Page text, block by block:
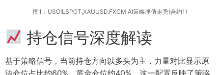
图1：USOILSPOT,XAUUSD.FXCM AI策略净值走势(合约1)
持仓信号深度解读
基于策略信号，当前持仓方向以多头为主，力量对比显示原
油仓位占比约60%，黄金仓位约40%。这一配置反映了策略